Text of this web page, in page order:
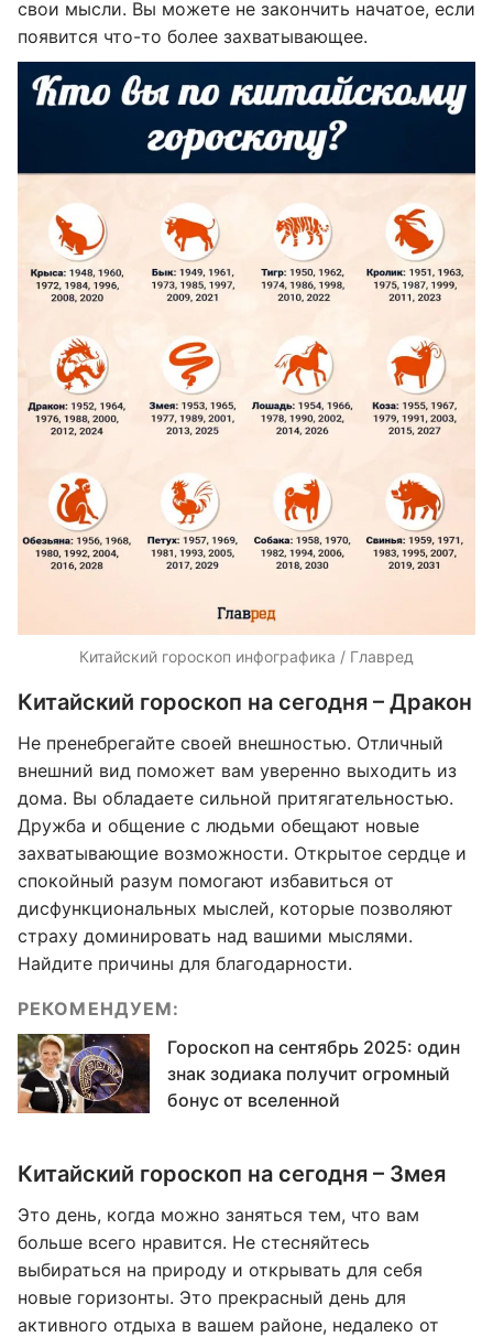
свои мысли. Вы можете не закончить начатое, если
появится что-то более захватывающее.
Китайский гороскоп инфографика / Главред
Китайский гороскоп на сегодня – Дракон
Не пренебрегайте своей внешностью. Отличный
внешний вид поможет вам уверенно выходить из
дома. Вы обладаете сильной притягательностью.
Дружба и общение с людьми обещают новые
захватывающие возможности. Открытое сердце и
спокойный разум помогают избавиться от
дисфункциональных мыслей, которые позволяют
страху доминировать над вашими мыслями.
Найдите причины для благодарности.
РЕКОМЕНДУЕМ:
Гороскоп на сентябрь 2025: один
знак зодиака получит огромный
бонус от вселенной
Китайский гороскоп на сегодня – Змея
Это день, когда можно заняться тем, что вам
больше всего нравится. Не стесняйтесь
выбираться на природу и открывать для себя
новые горизонты. Это прекрасный день для
активного отдыха в вашем районе, недалеко от